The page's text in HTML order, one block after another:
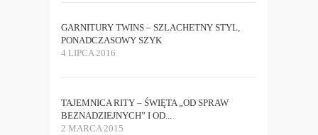
GARNITURY TWINS – SZLACHETNY STYL,
PONADCZASOWY SZYK
4 LIPCA 2016
TAJEMNICA RITY – ŚWIĘTA „OD SPRAW
BEZNADZIEJNYCH” I OD...
2 MARCA 2015